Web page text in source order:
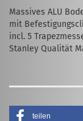
Massives ALU
mit
incl. 5
Stanley Qualität
teilen